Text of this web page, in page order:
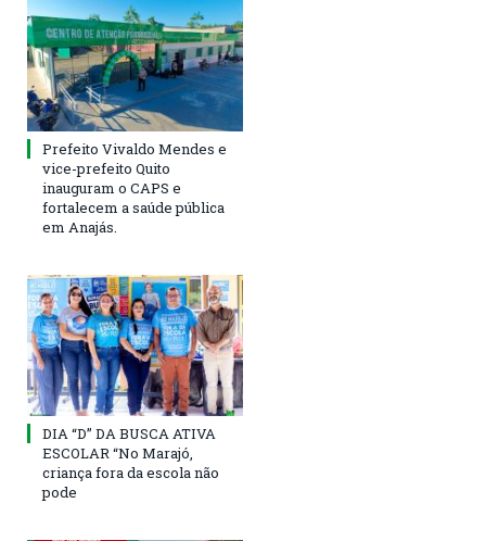
Prefeito Vivaldo Mendes e
vice-prefeito Quito
inauguram o CAPS e
fortalecem a saúde pública
em Anajás.
DIA “D” DA BUSCA ATIVA
ESCOLAR “No Marajó,
criança fora da escola não
pode